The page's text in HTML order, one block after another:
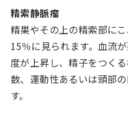
精索静脈瘤
精巣やその上の精索部に
15％に見られます。血流
度が上昇し、精子をつく
数、運動性あるいは頭部
す。